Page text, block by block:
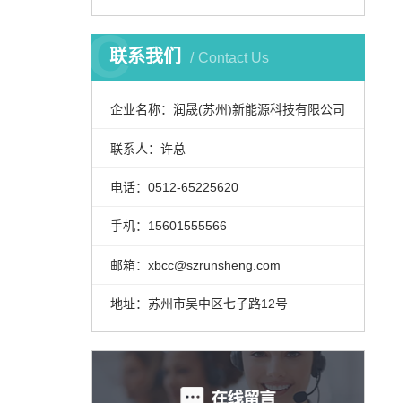
联系我们 Contact Us
C
企业名称：润晟(苏州)新能源科技有限公司
联系人：许总
电话：0512-65225620
手机：15601555566
邮箱：xbcc@szrunsheng.com
地址：苏州市吴中区七子路12号